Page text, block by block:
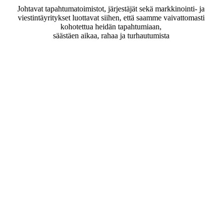
Johtavat tapahtumatoimistot, järjestäjät sekä markkinointi- ja
viestintäyritykset luottavat siihen, että saamme vaivattomasti
kohotettua heidän tapahtumiaan,
säästäen aikaa, rahaa ja turhautumista